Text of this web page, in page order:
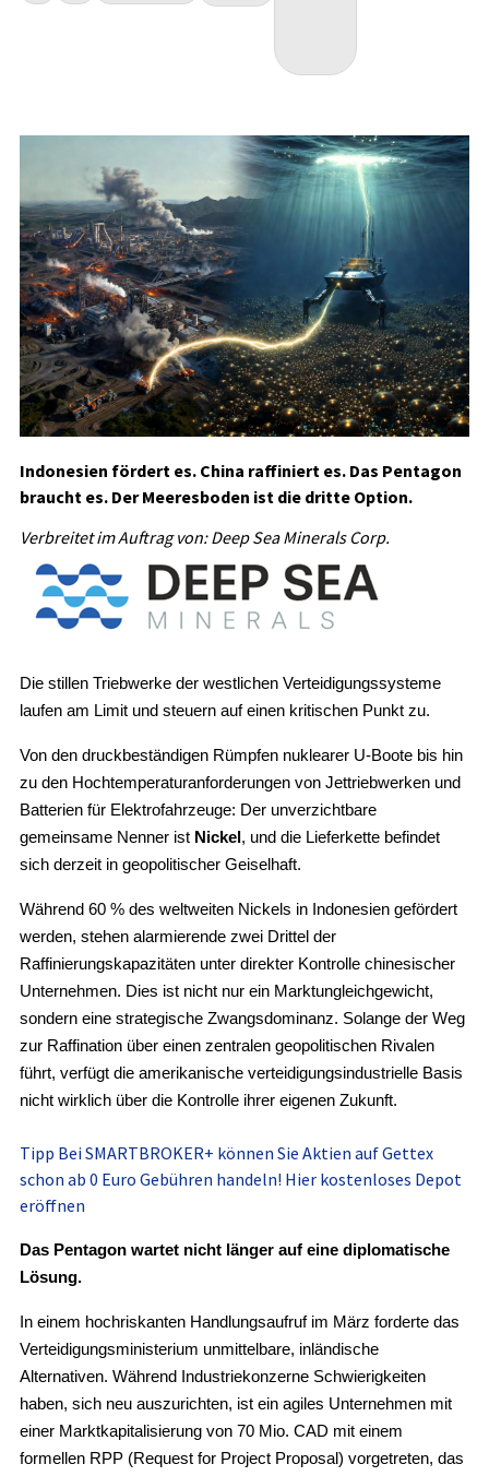
Indonesien fördert es. China raffiniert es. Das Pentagon
braucht es. Der Meeresboden ist die dritte Option.
Verbreitet im Auftrag von: Deep Sea Minerals Corp.
Die stillen Triebwerke der westlichen Verteidigungssysteme
laufen am Limit und steuern auf einen kritischen Punkt zu.
Von den druckbeständigen Rümpfen nuklearer U-Boote bis hin
zu den Hochtemperaturanforderungen von Jettriebwerken und
Batterien für Elektrofahrzeuge: Der unverzichtbare
gemeinsame Nenner ist Nickel , und die Lieferkette befindet
sich derzeit in geopolitischer Geiselhaft.
Während 60 % des weltweiten Nickels in Indonesien gefördert
werden, stehen alarmierende zwei Drittel der
Raffinierungskapazitäten unter direkter Kontrolle chinesischer
Unternehmen. Dies ist nicht nur ein Marktungleichgewicht,
sondern eine strategische Zwangsdominanz. Solange der Weg
zur Raffination über einen zentralen geopolitischen Rivalen
führt, verfügt die amerikanische verteidigungsindustrielle Basis
nicht wirklich über die Kontrolle ihrer eigenen Zukunft.
Tipp Bei SMARTBROKER+ können Sie Aktien auf Gettex
schon ab 0 Euro Gebühren handeln! Hier kostenloses Depot
eröffnen
Das Pentagon wartet nicht länger auf eine diplomatische
Lösung.
In einem hochriskanten Handlungsaufruf im März forderte das
Verteidigungsministerium unmittelbare, inländische
Alternativen. Während Industriekonzerne Schwierigkeiten
haben, sich neu auszurichten, ist ein agiles Unternehmen mit
einer Marktkapitalisierung von 70 Mio. CAD mit einem
formellen RPP (Request for Project Proposal) vorgetreten, das